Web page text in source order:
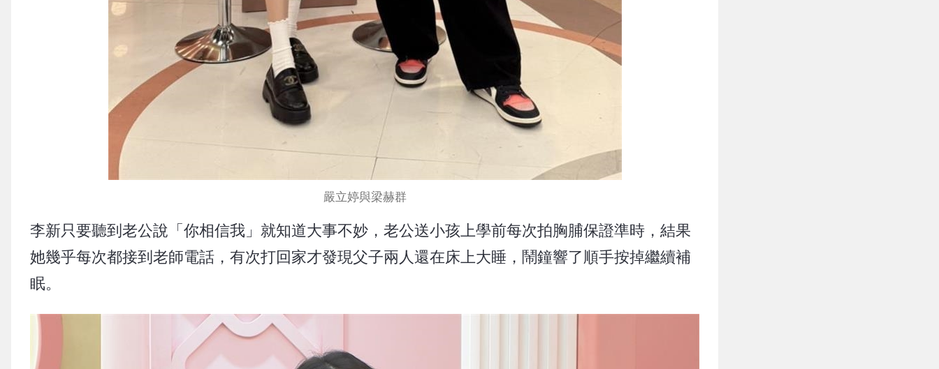
嚴立婷與梁赫群
李新只要聽到老公說「你相信我」就知道大事不妙，老公送小孩上學前每次拍胸脯保證準時，結果
她幾乎每次都接到老師電話，有次打回家才發現父子兩人還在床上大睡，鬧鐘響了順手按掉繼續補
眠。